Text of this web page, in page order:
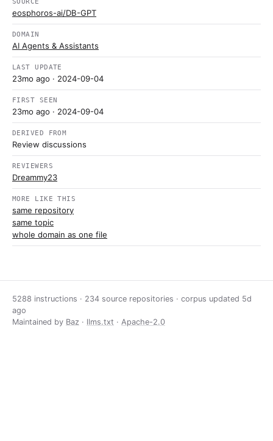
eosphoros-ai/DB-GPT
DOMAIN
AI Agents & Assistants
LAST UPDATE
23mo ago · 2024-09-04
FIRST SEEN
23mo ago · 2024-09-04
DERIVED FROM
Review discussions
REVIEWERS
Dreammy23
MORE LIKE THIS
same repository
same topic
whole domain as one file
5288 instructions · 234 source repositories · corpus updated 5d
ago
Maintained by Baz · llms.txt · Apache-2.0